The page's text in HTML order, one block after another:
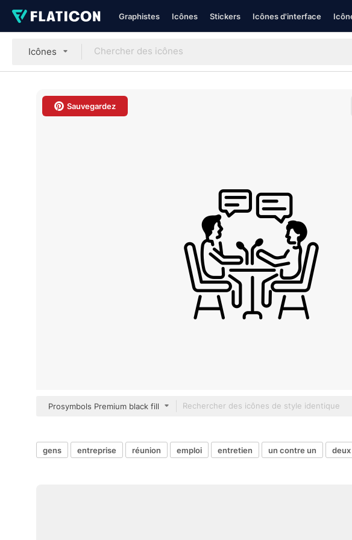
Graphistes Icônes Stickers Icônes d'interface
Icônes
Sauvegardez
Prosymbols Premium black fill
gens entreprise réunion emploi entretien un contre un